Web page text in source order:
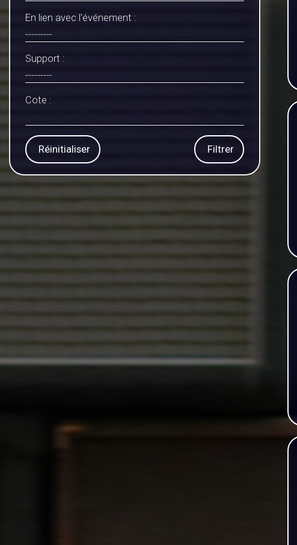
En lien avec l'événement :
Support :
Cote :
Filtrer
Réinitialiser